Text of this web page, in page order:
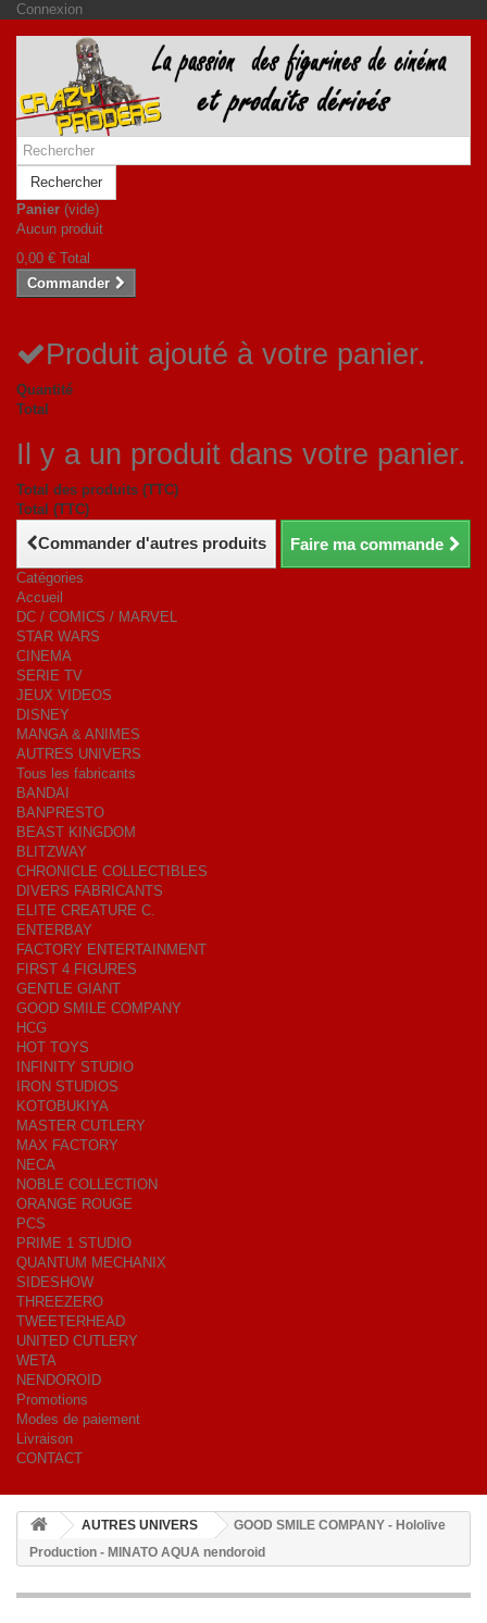
Connexion
Rechercher
Panier (vide)
Aucun produit
0,00 € Total
Commander
Produit ajouté à votre panier.
Quantité
Total
Il y a un produit dans votre panier.
Total des produits (TTC)
Total (TTC)
Commander d'autres produits Faire ma commande
Catégories
Accueil
DC / COMICS / MARVEL
STAR WARS
CINEMA
SERIE TV
JEUX VIDEOS
DISNEY
MANGA & ANIMES
AUTRES UNIVERS
Tous les fabricants
BANDAI
BANPRESTO
BEAST KINGDOM
BLITZWAY
CHRONICLE COLLECTIBLES
DIVERS FABRICANTS
ELITE CREATURE C.
ENTERBAY
FACTORY ENTERTAINMENT
FIRST 4 FIGURES
GENTLE GIANT
GOOD SMILE COMPANY
HCG
HOT TOYS
INFINITY STUDIO
IRON STUDIOS
KOTOBUKIYA
MASTER CUTLERY
MAX FACTORY
NECA
NOBLE COLLECTION
ORANGE ROUGE
PCS
PRIME 1 STUDIO
QUANTUM MECHANIX
SIDESHOW
THREEZERO
TWEETERHEAD
UNITED CUTLERY
WETA
NENDOROID
Promotions
Modes de paiement
Livraison
CONTACT
AUTRES UNIVERS
GOOD SMILE COMPANY - Hololive
Production - MINATO AQUA nendoroid